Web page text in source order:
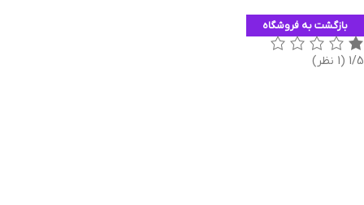
بازگشت به فروشگاه
1/5 (1 نظر)